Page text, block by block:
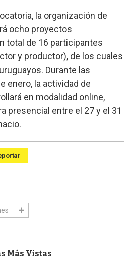
la organización de
ocho proyectos
total de 16 participantes
y productor), de los cuales
Durante las
enero, la actividad de
en modalidad online,
presencial entre el 27 y el 31
Más Vistas